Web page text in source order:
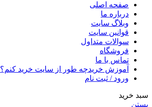
صفحه اصلی
درباره ما
وبلاگ سایت
قوانین سایت
سوالات متداول
فروشگاه
تماس با ما
آموزش خریدچه طور از سایت خرید کنم؟
ورود / ثبت نام
سبد خرید
بستن